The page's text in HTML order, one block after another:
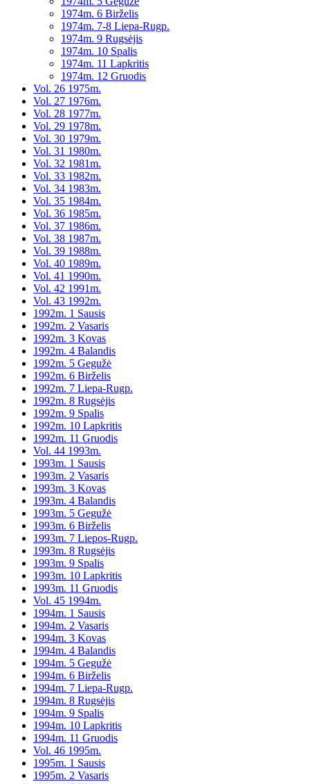
1974m. 6 Birželis
1974m. 7-8 Liepa-Rugp.
1974m. 9 Rugsėjis
1974m. 10 Spalis
1974m. 11 Lapkritis
1974m. 12 Gruodis
Vol. 26 1975m.
Vol. 27 1976m.
Vol. 28 1977m.
Vol. 29 1978m.
Vol. 30 1979m.
Vol. 31 1980m.
Vol. 32 1981m.
Vol. 33 1982m.
Vol. 34 1983m.
Vol. 35 1984m.
Vol. 36 1985m.
Vol. 37 1986m.
Vol. 38 1987m.
Vol. 39 1988m.
Vol. 40 1989m.
Vol. 41 1990m.
Vol. 42 1991m.
Vol. 43 1992m.
1992m. 1 Sausis
1992m. 2 Vasaris
1992m. 3 Kovas
1992m. 4 Balandis
1992m. 5 Gegužė
1992m. 6 Birželis
1992m. 7 Liepa-Rugp.
1992m. 8 Rugsėjis
1992m. 9 Spalis
1992m. 10 Lapkritis
1992m. 11 Gruodis
Vol. 44 1993m.
1993m. 1 Sausis
1993m. 2 Vasaris
1993m. 3 Kovas
1993m. 4 Balandis
1993m. 5 Gegužė
1993m. 6 Birželis
1993m. 7 Liepos-Rugp.
1993m. 8 Rugsėjis
1993m. 9 Spalis
1993m. 10 Lapkritis
1993m. 11 Gruodis
Vol. 45 1994m.
1994m. 1 Sausis
1994m. 2 Vasaris
1994m. 3 Kovas
1994m. 4 Balandis
1994m. 5 Gegužė
1994m. 6 Birželis
1994m. 7 Liepa-Rugp.
1994m. 8 Rugsėjis
1994m. 9 Spalis
1994m. 10 Lapkritis
1994m. 11 Gruodis
Vol. 46 1995m.
1995m. 1 Sausis
1995m. 2 Vasaris